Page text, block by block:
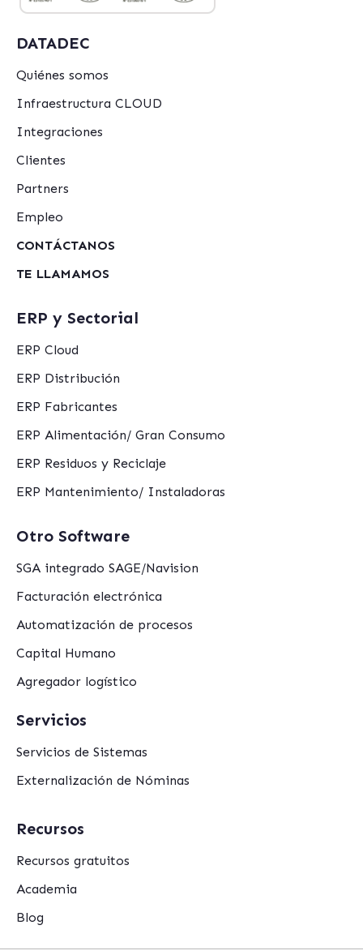
DATADEC
Quiénes somos
Infraestructura CLOUD
Integraciones
Clientes
Partners
Empleo
CONTÁCTANOS
TE LLAMAMOS
ERP y Sectorial
ERP Cloud
ERP Distribución
ERP Fabricantes
ERP Alimentación/ Gran Consumo
ERP Residuos y Reciclaje
ERP Mantenimiento/ Instaladoras
Otro Software
SGA integrado SAGE/Navision
Facturación electrónica
Automatización de procesos
Capital Humano
Agregador logístico
Servicios
Servicios de Sistemas
Externalización de Nóminas
Recursos
Recursos gratuitos
Academia
Blog